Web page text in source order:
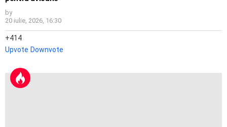
by
20 iulie, 2026, 16:30
414
Upvote Downvote